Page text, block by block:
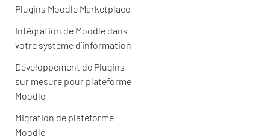
Plugins Moodle Marketplace
Intégration de Moodle dans
votre système d’information
Développement de Plugins
sur mesure pour plateforme
Moodle
Migration de plateforme
Moodle